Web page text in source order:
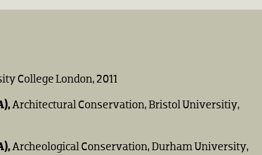
College London, 2011
Architectural Conservation, Bristol Universitiy,
Archeological Conservation, Durham University,